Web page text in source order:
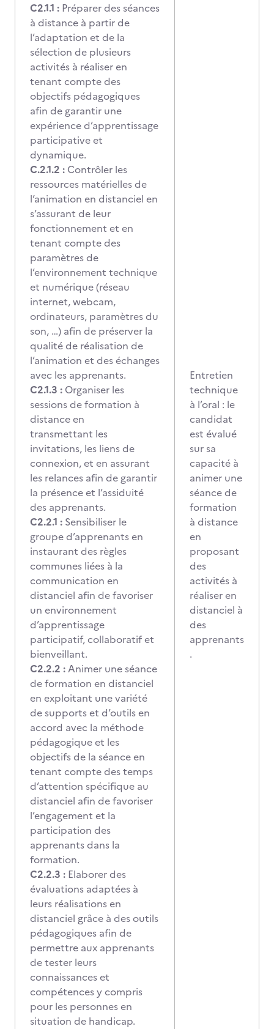
C2.1.1 : Préparer des séances
à distance à partir de
l’adaptation et de la
sélection de plusieurs
activités à réaliser en
tenant compte des
objectifs pédagogiques
afin de garantir une
expérience d’apprentissage
participative et
dynamique.
C.2.1.2 : Contrôler les
ressources matérielles de
l’animation en distanciel en
s’assurant de leur
fonctionnement et en
tenant compte des
paramètres de
l’environnement technique
et numérique (réseau
internet, webcam,
ordinateurs, paramètres du
son, …) afin de préserver la
qualité de réalisation de
l’animation et des échanges
avec les apprenants.
C2.1.3 : Organiser les
sessions de formation à
distance en
transmettant les
invitations, les liens de
connexion, et en assurant
les relances afin de garantir
la présence et l’assiduité
des apprenants.
C2.2.1 : Sensibiliser le
groupe d’apprenants en
instaurant des règles
communes liées à la
communication en
distanciel afin de favoriser
un environnement
d’apprentissage
participatif, collaboratif et
bienveillant.
C2.2.2 :Animer une séance
de formation en distanciel
en exploitant une variété
de supports et d’outils en
accord avec la méthode
pédagogique et les
objectifs de la séance en
tenant compte des temps
d’attention spécifique au
distanciel afin de favoriser
l’engagement et la
participation des
apprenants dans la
formation.
C2.2.3 : Elaborer des
évaluations adaptées à
leurs réalisations en
distanciel grâce à des outils
pédagogiques afin de
permettre aux apprenants
de tester leurs
connaissances et
compétences y compris
pour les personnes en
situation de handicap.
Entretien
technique
à l’oral : le
candidat
est évalué
sur sa
capacité à
animer une
séance de
formation
à distance
en
proposant
des
activités à
réaliser en
distanciel à
des
apprenants
.